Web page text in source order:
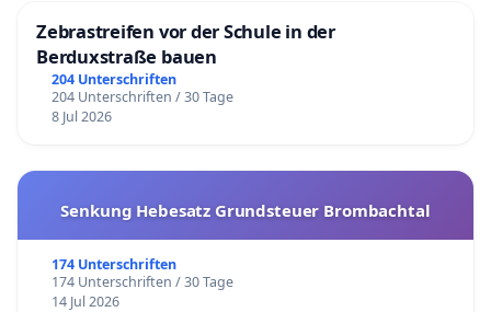
Zebrastreifen vor der Schule in der
Berduxstraße bauen
204 Unterschriften
204 Unterschriften / 30 Tage
8 Jul 2026
Senkung Hebesatz Grundsteuer Brombachtal
174 Unterschriften
174 Unterschriften / 30 Tage
14 Jul 2026